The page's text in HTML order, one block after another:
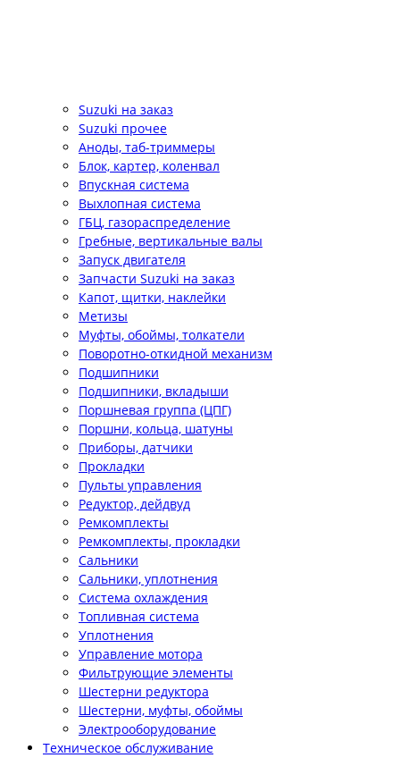
Suzuki на заказ
Suzuki прочее
Аноды, таб-триммеры
Блок, картер, коленвал
Впускная система
Выхлопная система
ГБЦ, газораспределение
Гребные, вертикальные валы
Запуск двигателя
Запчасти Suzuki на заказ
Капот, щитки, наклейки
Метизы
Муфты, обоймы, толкатели
Поворотно-откидной механизм
Подшипники
Подшипники, вкладыши
Поршневая группа (ЦПГ)
Поршни, кольца, шатуны
Приборы, датчики
Прокладки
Пульты управления
Редуктор, дейдвуд
Ремкомплекты
Ремкомплекты, прокладки
Сальники
Сальники, уплотнения
Система охлаждения
Топливная система
Уплотнения
Управление мотора
Фильтрующие элементы
Шестерни редуктора
Шестерни, муфты, обоймы
Электрооборудование
Техническое обслуживание